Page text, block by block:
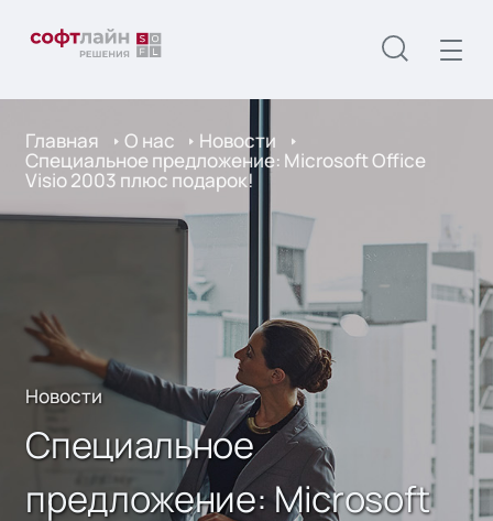
Главная О нас Новости
Специальное предложение: Microsoft Office
Visio 2003 плюс подарок!
Новости
Специальное
предложение: Microsoft